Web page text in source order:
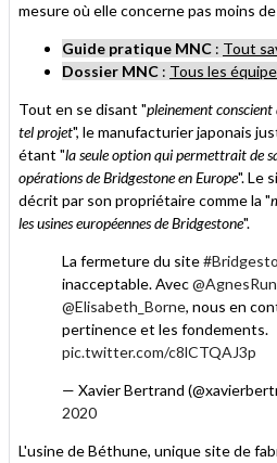
mesure où elle concerne pas moins
Guide pratique MNC : Tout
Dossier MNC : Tous les
Tout en se disant "pleinement conscient
tel projet", le manufacturier japonais
étant "la seule option qui permettrait de
opérations de Bridgestone en Europe". Le
décrit par son propriétaire comme la "
les usines européennes de Bridgestone".
La fermeture du site
inacceptable. Avec
@Elisabeth_Borne, nous en
pertinence et les fondements.
pic.twitter.com/c8lCTQAJ3p
— Xavier Bertrand
2020
L'usine de Béthune, unique site de